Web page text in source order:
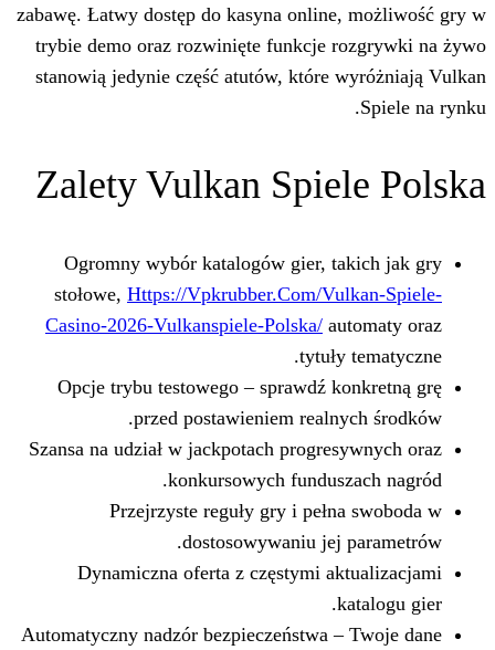
zabawę. Łatwy dostęp do kasyna
trybie demo oraz rozwinięte funkcje
stanowią jedynie część atutów, które
Zalety Vulkan
Ogromny wybór katalogów gier,
stołowe,Https://Vpkrubber.Com/
Casino-2026-Vulkanspiele-Polska/
Opcje trybu testowego – sprawdź
przed postawieniem
Szansa na udział w jackpotach
konkursowych
Przejrzyste reguły gry i
dostosowywaniu jej
Dynamiczna oferta z częstymi
Automatyczny nadzór bezpieczeństwa –